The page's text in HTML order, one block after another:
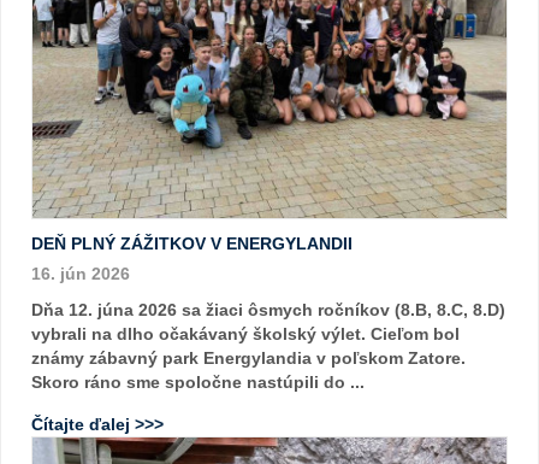
DEŇ PLNÝ ZÁŽITKOV V ENERGYLANDII
16. jún 2026
Dňa 12. júna 2026 sa žiaci ôsmych ročníkov (8.B, 8.C, 8.D)
vybrali na dlho očakávaný školský výlet. Cieľom bol
známy zábavný park Energylandia v poľskom Zatore.
Skoro ráno sme spoločne nastúpili do ...
Čítajte ďalej >>>